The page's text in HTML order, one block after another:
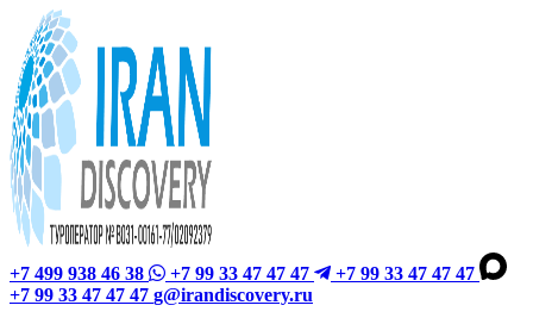
+7 499 938 46 38 +7 99 33 47 47 47
+7 99 33 47 47 47
+7 99 33 47 47 47 g@irandiscovery.ru